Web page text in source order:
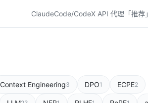
ClaudeCode/CodeX API 代理「推荐」
Context Engineering3 DPO1 ECPE2